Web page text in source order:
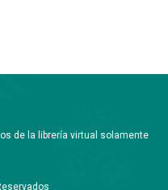
de la librería virtual solamente